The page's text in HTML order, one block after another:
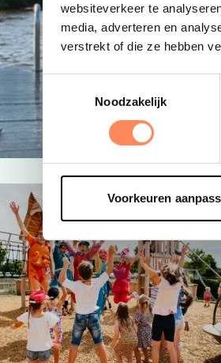
websiteverkeer te
media, adverteren en
verstrekt of die ze hebben
Noodzakelijk
Voorkeuren